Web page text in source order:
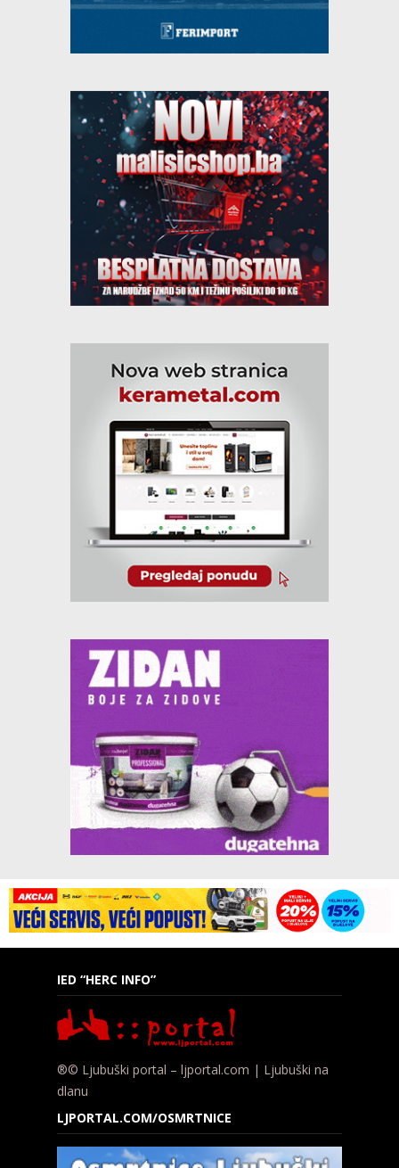
IED “HERC INFO”
®© Ljubuški portal – ljportal.com | Ljubuški na
dlanu
LJPORTAL.COM/OSMRTNICE